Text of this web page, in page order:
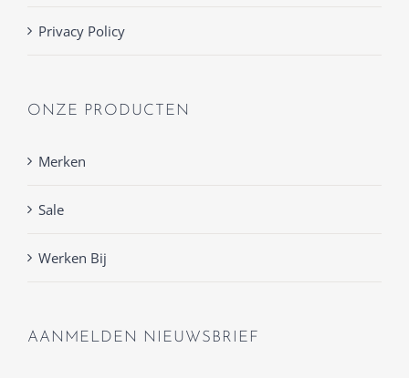
Privacy Policy
ONZE PRODUCTEN
Merken
Sale
Werken Bij
AANMELDEN NIEUWSBRIEF